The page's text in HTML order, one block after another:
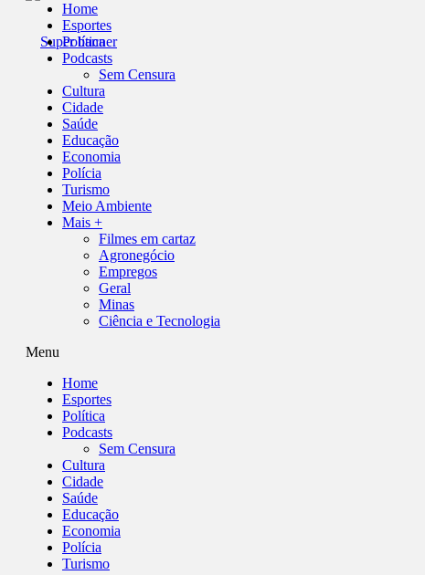
Home
Esportes
Política
Podcasts
Sem Censura
Cultura
Cidade
Saúde
Educação
Economia
Polícia
Turismo
Meio Ambiente
Mais +
Filmes em cartaz
Agronegócio
Empregos
Geral
Minas
Ciência e Tecnologia
Menu
Home
Esportes
Política
Podcasts
Sem Censura
Cultura
Cidade
Saúde
Educação
Economia
Polícia
Turismo